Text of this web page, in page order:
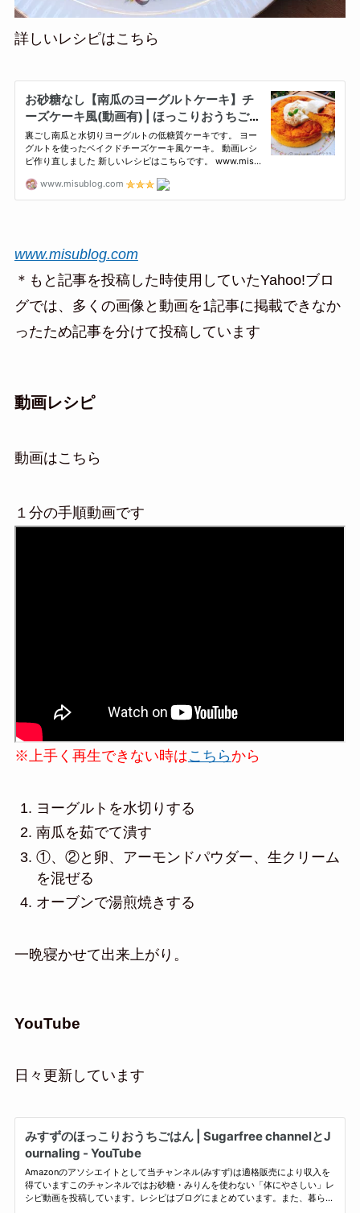
詳しいレシピはこちら
www.misublog.com
＊もと記事を投稿した時使用していたYahoo!ブロ
グでは、多くの画像と動画を1記事に掲載できなか
ったため記事を分けて投稿しています
動画レシピ
動画はこちら
１分の手順動画です
※上手く再生できない時はこちらから
ヨーグルトを水切りする
南瓜を茹でて潰す
①、②と卵、アーモンドパウダー、生クリーム
を混ぜる
オーブンで湯煎焼きする
一晩寝かせて出来上がり。
YouTube
日々更新しています